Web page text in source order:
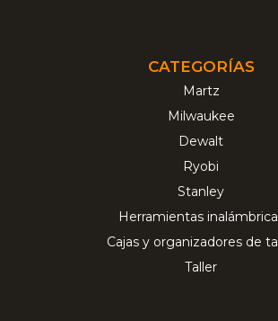
CATEGORÍAS
Martz
Milwaukee
Dewalt
Ryobi
Stanley
Herramientas
Cajas y organizadores de
Taller